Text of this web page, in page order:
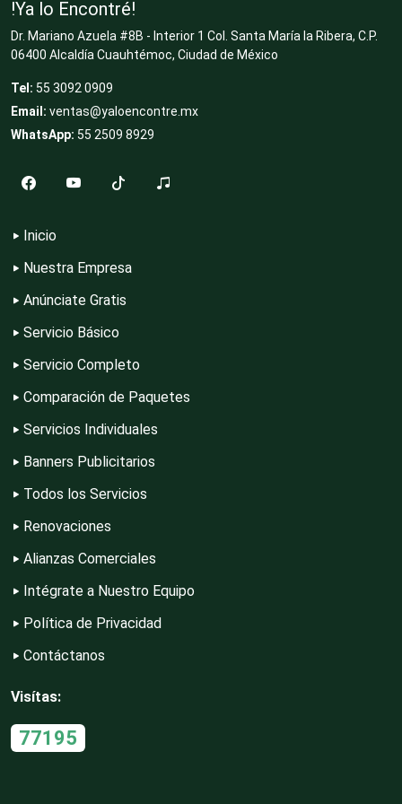
Cocinas Integrales
Combustibles y Lubricantes
Compresores de aire
Construcciones en General
Contadores
Control de Plagas
Conversiones Automotrices
Copiadoras
Cortinas, Persianas y Alfombras
!Ya lo Encontré!
Dr. Mariano Azuela #8B - Interior 1 Col. Santa María la Ribera, C.P.
06400 Alcaldía Cuauhtémoc, Ciudad de México
Tel: 55 3092 0909
Email: ventas@yaloencontre.mx
WhatsApp: 55 2509 8929
Inicio
Nuestra Empresa
Anúnciate Gratis
Servicio Básico
Servicio Completo
Comparación de Paquetes
Servicios Individuales
Banners Publicitarios
Todos los Servicios
Renovaciones
Alianzas Comerciales
Intégrate a Nuestro Equipo
Política de Privacidad
Contáctanos
Visítas:
77195